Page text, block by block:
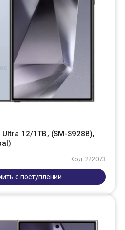
12/1TB, (SM-S928B),
Код: 222073
о поступлении